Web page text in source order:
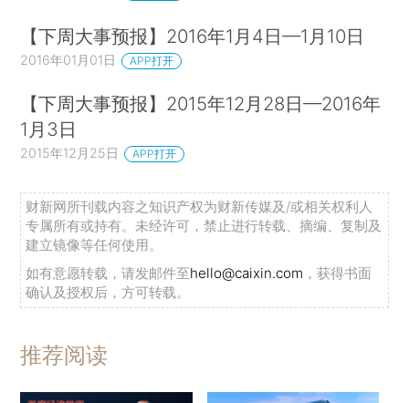
【下周大事预报】2016年1月4日—1月10日
2016年01月01日 APP打开
【下周大事预报】2015年12月28日—2016年
1月3日
2015年12月25日 APP打开
财新网所刊载内容之知识产权为财新传媒及/或相关权利人
专属所有或持有。未经许可，禁止进行转载、摘编、复制及
建立镜像等任何使用。
如有意愿转载，请发邮件至hello@caixin.com ，获得书面
确认及授权后，方可转载。
推荐阅读